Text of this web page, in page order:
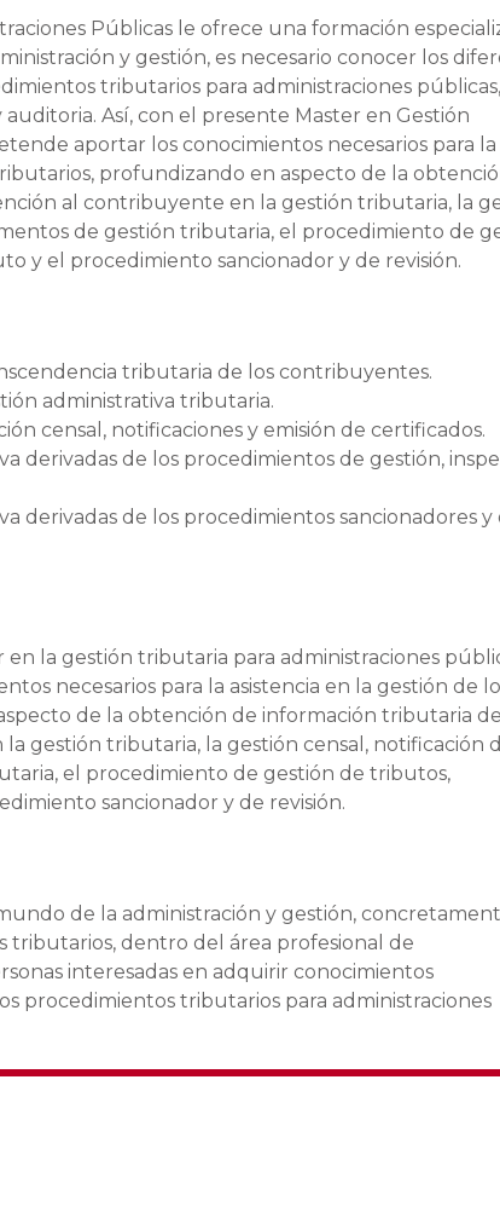
Públicas le ofrece una formación
y gestión, es necesario conocer los
tributarios para administraciones públicas,
Así, con el presente Master en Gestión
aportar los conocimientos necesarios para la
profundizando en aspecto de la
al contribuyente en la gestión tributaria, la
de gestión tributaria, el procedimiento de
y el procedimiento sancionador y de revisión.
tributaria de los contribuyentes.
administrativa tributaria.
censal, notificaciones y emisión de certificados.
derivadas de los procedimientos de gestión,
derivadas de los procedimientos sancionadores y
la gestión tributaria para administraciones
necesarios para la asistencia en la gestión de
de la obtención de información tributaria del
gestión tributaria, la gestión censal, notificación
el procedimiento de gestión de tributos,
sancionador y de revisión.
de la administración y gestión,
tributarios, dentro del área profesional de
interesadas en adquirir conocimientos
procedimientos tributarios para administraciones